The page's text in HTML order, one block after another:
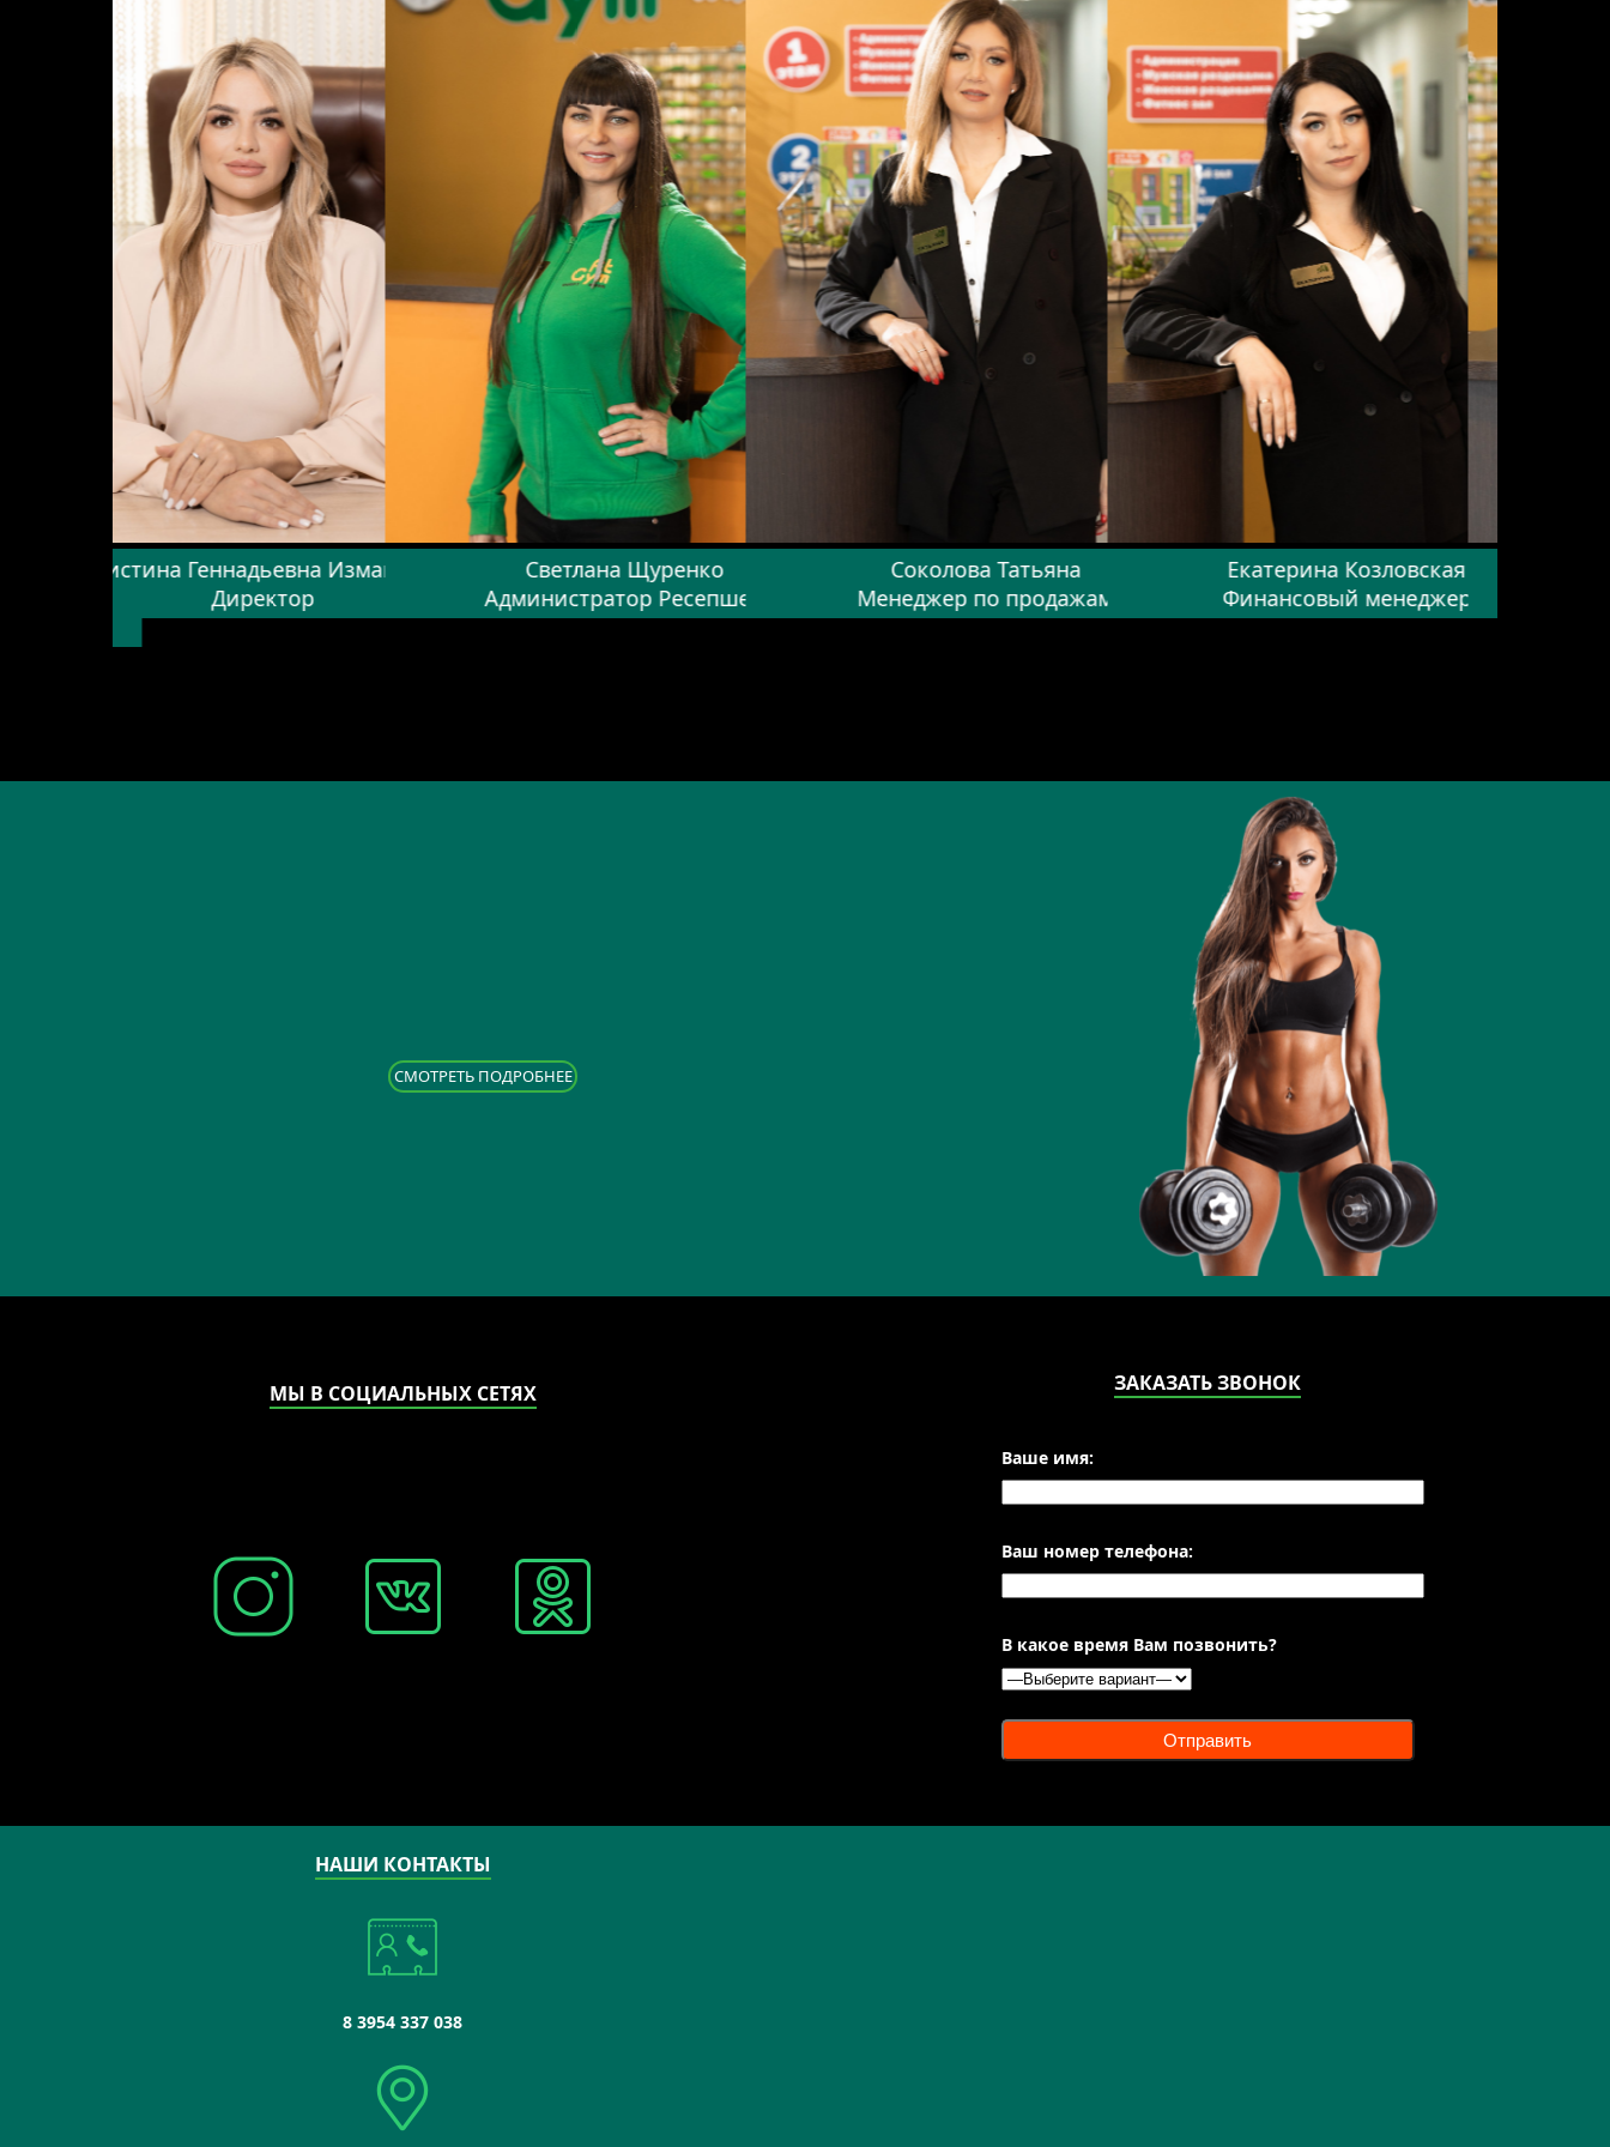
Кристина Геннадьевна Измайлова
Директор
Светлана Щуренко
Администратор Ресепшен
Соколова Татьяна
Менеджер по продажам
Екатерина Козловская
Финансовый менеджер
CМОТРЕТЬ ПОДРОБНЕЕ
МЫ В СОЦИАЛЬНЫХ СЕТЯХ ЗАКАЗАТЬ ЗВОНОК
Ваше имя:
Ваш номер телефона:
В какое время Вам позвонить?
Отправить
НАШИ КОНТАКТЫ
8 3954 337 038